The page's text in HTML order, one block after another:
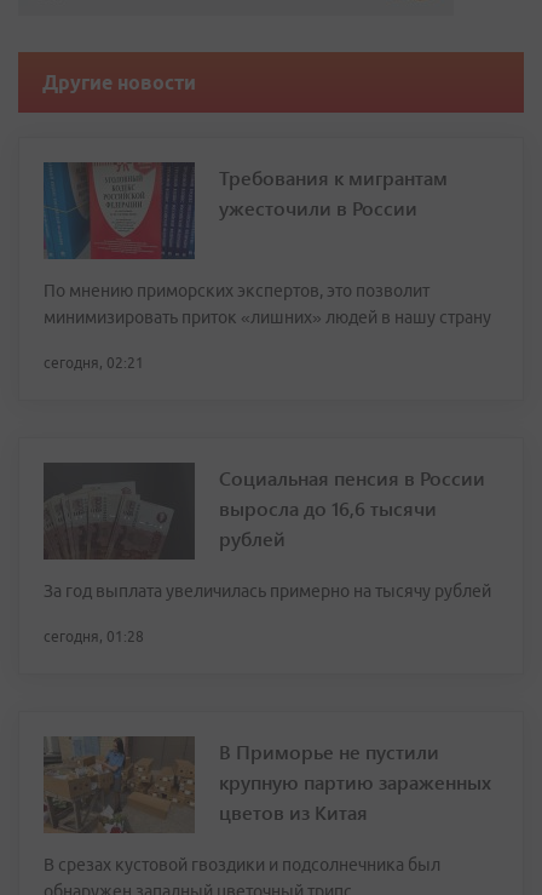
Другие новости
Требования к мигрантам
ужесточили в России
По мнению приморских экспертов, это позволит
минимизировать приток «лишних» людей в нашу страну
сегодня, 02:21
Социальная пенсия в России
выросла до 16,6 тысячи
рублей
За год выплата увеличилась примерно на тысячу рублей
сегодня, 01:28
В Приморье не пустили
крупную партию зараженных
цветов из Китая
В срезах кустовой гвоздики и подсолнечника был